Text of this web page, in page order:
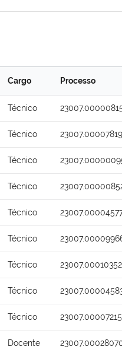
Cargo Processo
Técnico
Técnico
Técnico
Técnico
Técnico
Técnico
Técnico
Técnico
Técnico
Docente